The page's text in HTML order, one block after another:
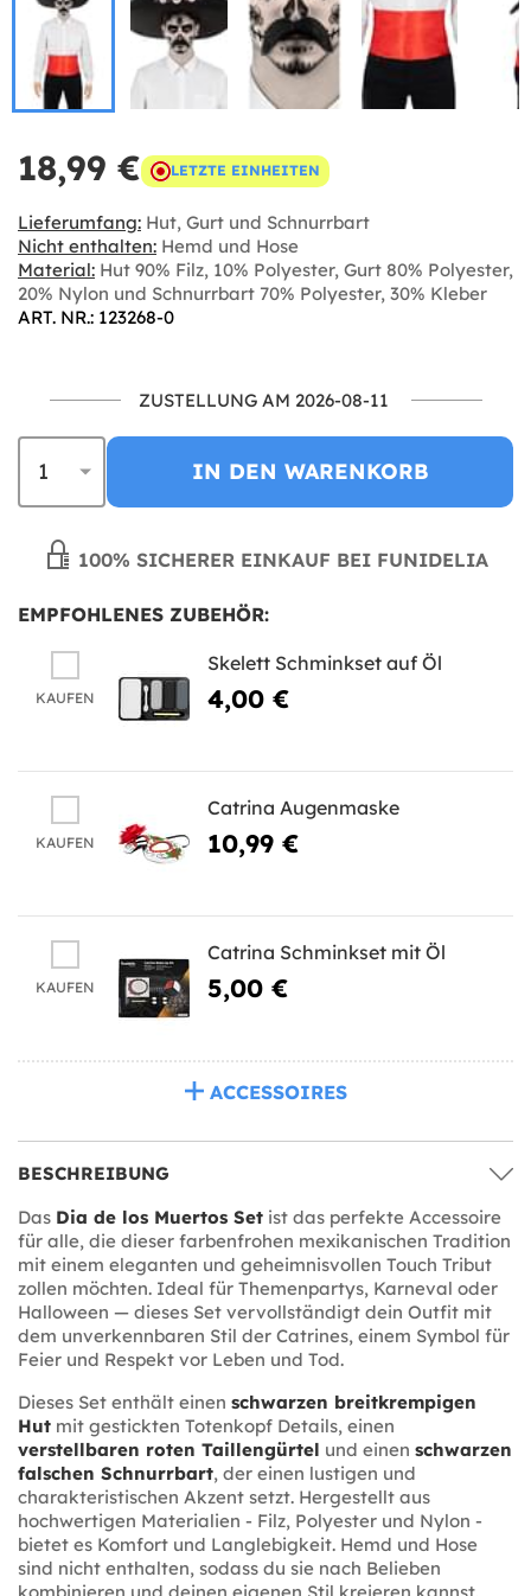
18,99 € LETZTE EINHEITEN
Lieferumfang: Hut, Gurt und Schnurrbart
Nicht enthalten: Hemd und Hose
Material: Hut 90% Filz, 10% Polyester, Gurt 80% Polyester,
20% Nylon und Schnurrbart 70% Polyester, 30% Kleber
ART. NR.: 123268-0
ZUSTELLUNG AM 2026-08-11
IN DEN WARENKORB
100% SICHERER EINKAUF BEI FUNIDELIA
EMPFOHLENES ZUBEHÖR:
KAUFEN
Skelett Schminkset auf Öl
4,00 €
KAUFEN
Catrina Augenmaske
10,99 €
KAUFEN
Catrina Schminkset mit Öl
5,00 €
ACCESSOIRES
BESCHREIBUNG
Das Dia de los Muertos Set ist das perfekte Accessoire
für alle, die dieser farbenfrohen mexikanischen Tradition
mit einem eleganten und geheimnisvollen Touch Tribut
zollen möchten. Ideal für Themenpartys, Karneval oder
Halloween — dieses Set vervollständigt dein Outfit mit
dem unverkennbaren Stil der Catrines, einem Symbol für
Feier und Respekt vor Leben und Tod.
Dieses Set enthält einen schwarzen breitkrempigen
Hut mit gestickten Totenkopf Details, einen
verstellbaren roten Taillengürtel und einen schwarzen
falschen Schnurrbart, der einen lustigen und
charakteristischen Akzent setzt. Hergestellt aus
hochwertigen Materialien - Filz, Polyester und Nylon -
bietet es Komfort und Langlebigkeit. Hemd und Hose
sind nicht enthalten, sodass du sie nach Belieben
kombinieren und deinen eigenen Stil kreieren kannst.